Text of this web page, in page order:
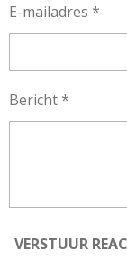
E-mailadres *
Bericht *
VERSTUUR